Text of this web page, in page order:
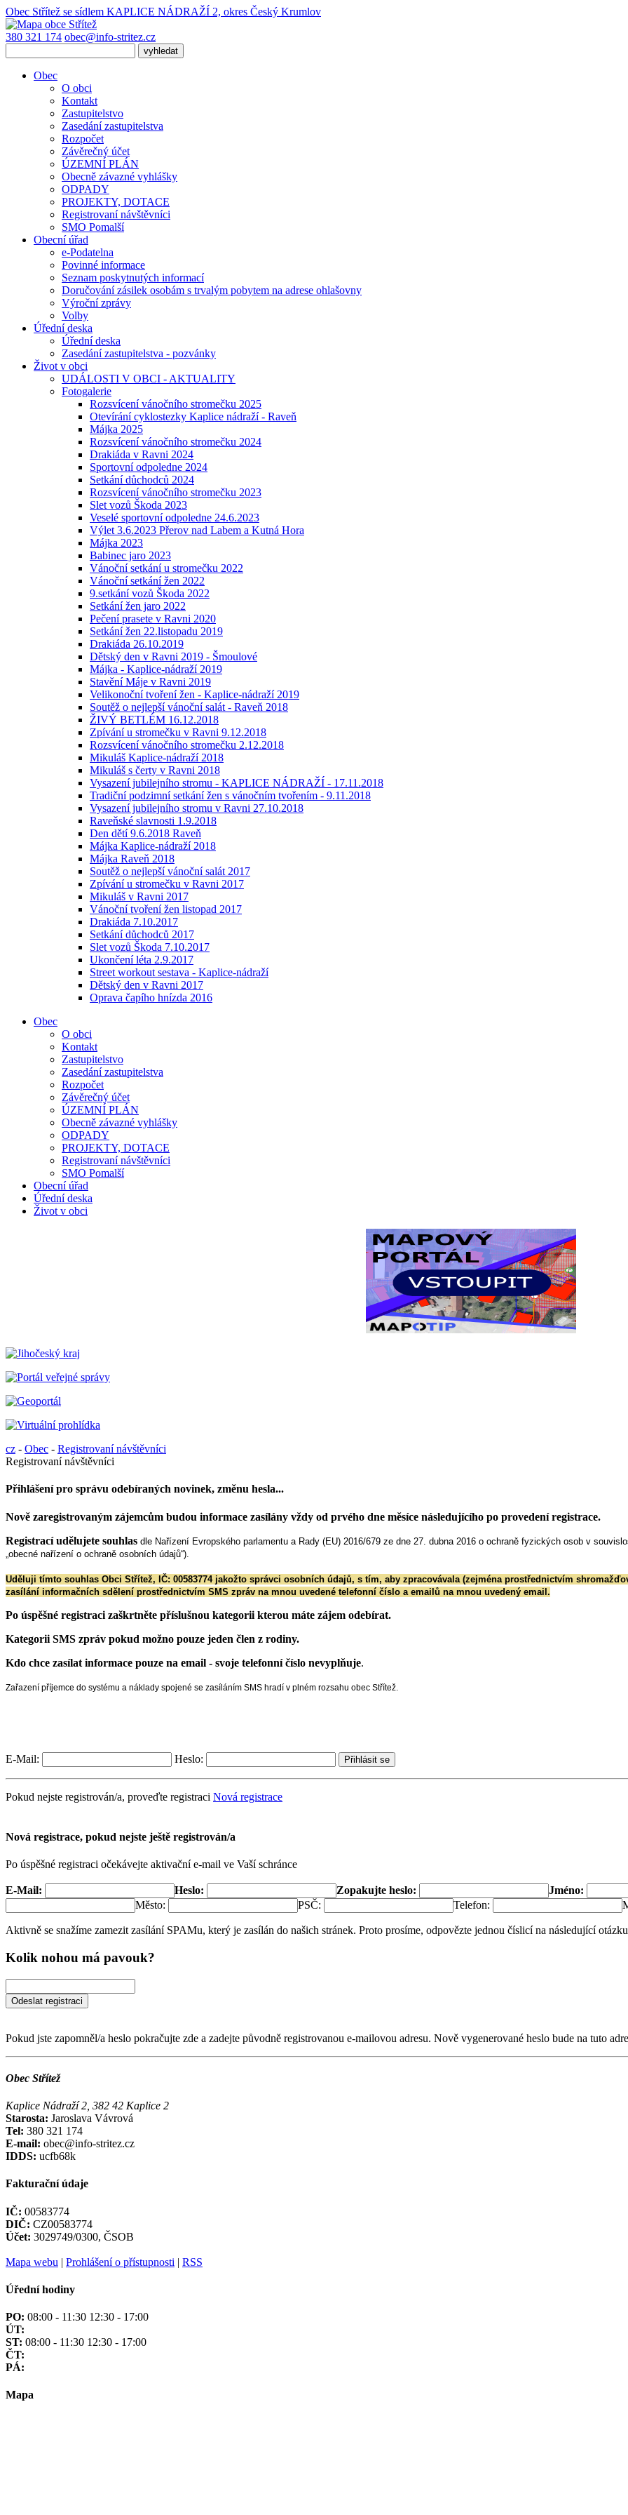
Obec Střítež se sídlem KAPLICE NÁDRAŽÍ 2, okres Český Krumlov
380 321 174 obec@info-stritez.cz
Obec
O obci
Kontakt
Zastupitelstvo
Zasedání zastupitelstva
Rozpočet
Závěrečný účet
ÚZEMNÍ PLÁN
Obecně závazné vyhlášky
ODPADY
PROJEKTY, DOTACE
Registrovaní návštěvníci
SMO Pomalší
Obecní úřad
e-Podatelna
Povinné informace
Seznam poskytnutých informací
Doručování zásilek osobám s trvalým pobytem na adrese ohlašovny
Výroční zprávy
Volby
Úřední deska
Úřední deska
Zasedání zastupitelstva - pozvánky
Život v obci
UDÁLOSTI V OBCI - AKTUALITY
Fotogalerie
Rozsvícení vánočního stromečku 2025
Otevírání cyklostezky Kaplice nádraží - Raveň
Májka 2025
Rozsvícení vánočního stromečku 2024
Drakiáda v Ravni 2024
Sportovní odpoledne 2024
Setkání důchodců 2024
Rozsvícení vánočního stromečku 2023
Slet vozů Škoda 2023
Veselé sportovní odpoledne 24.6.2023
Výlet 3.6.2023 Přerov nad Labem a Kutná Hora
Májka 2023
Babinec jaro 2023
Vánoční setkání u stromečku 2022
Vánoční setkání žen 2022
9.setkání vozů Škoda 2022
Setkání žen jaro 2022
Pečení prasete v Ravni 2020
Setkání žen 22.listopadu 2019
Drakiáda 26.10.2019
Dětský den v Ravni 2019 - Šmoulové
Májka - Kaplice-nádraží 2019
Stavění Máje v Ravni 2019
Velikonoční tvoření žen - Kaplice-nádraží 2019
Soutěž o nejlepší vánoční salát - Raveň 2018
ŽIVÝ BETLÉM 16.12.2018
Zpívání u stromečku v Ravni 9.12.2018
Rozsvícení vánočního stromečku 2.12.2018
Mikuláš Kaplice-nádraží 2018
Mikuláš s čerty v Ravni 2018
Vysazení jubilejního stromu - KAPLICE NÁDRAŽÍ - 17.11.2018
Tradiční podzimní setkání žen s vánočním tvořením - 9.11.2018
Vysazení jubilejního stromu v Ravni 27.10.2018
Raveňské slavnosti 1.9.2018
Den dětí 9.6.2018 Raveň
Májka Kaplice-nádraží 2018
Májka Raveň 2018
Soutěž o nejlepší vánoční salát 2017
Zpívání u stromečku v Ravni 2017
Mikuláš v Ravni 2017
Vánoční tvoření žen listopad 2017
Drakiáda 7.10.2017
Setkání důchodců 2017
Slet vozů Škoda 7.10.2017
Ukončení léta 2.9.2017
Street workout sestava - Kaplice-nádraží
Dětský den v Ravni 2017
Oprava čapího hnízda 2016
Obec
O obci
Kontakt
Zastupitelstvo
Zasedání zastupitelstva
Rozpočet
Závěrečný účet
ÚZEMNÍ PLÁN
Obecně závazné vyhlášky
ODPADY
PROJEKTY, DOTACE
Registrovaní návštěvníci
SMO Pomalší
Obecní úřad
Úřední deska
Život v obci
cz - Obec - Registrovaní návštěvníci
Registrovaní návštěvníci
Přihlášení pro správu odebíraných novinek, změnu hesla...
Nově zaregistrovaným zájemcům budou informace zasílány vždy od prvého dne měsíce následujícího po provedení registrace.
Registrací udělujete souhlas dle Nařízení Evropského parlamentu a Rady (EU) 2016/679 ze dne 27. dubna 2016 o ochraně fyzických osob v
„obecné nařízení o ochraně osobních údajů“).
Uděluji tímto souhlas Obci Střítež, IČ: 00583774 jakožto správci osobních údajů, s tím, aby zpracovávala (zejména prostřednictvím
zasílání informačních sdělení prostřednictvím SMS zpráv na mnou uvedené telefonní číslo a emailů na mnou uvedený email.
Po úspěšné registraci zaškrtněte příslušnou kategorii kterou máte zájem odebírat.
Kategorii SMS zpráv pokud možno pouze jeden člen z rodiny.
Kdo chce zasílat informace pouze na email - svoje telefonní číslo nevyplňuje.
Zařazení příjemce do systému a náklady spojené se zasíláním SMS hradí v plném rozsahu obec Střítež.
E-Mail: Heslo:
Pokud nejste registrován/a, proveďte registraci Nová registrace
Nová registrace, pokud nejste ještě registrován/a
Po úspěšné registraci očekávejte aktivační e-mail ve Vaší schránce
E-Mail: Heslo: Zopakujte heslo: Jméno:
Město:
PSČ: Telefon:
Aktivně se snažíme zamezit zasílání SPAMu, který je zasílán do našich stránek. Proto prosíme, odpovězte jednou číslicí na následující
Kolik nohou má pavouk?
Pokud jste zapomněl/a heslo pokračujte zde a zadejte původně registrovanou e-mailovou adresu. Nově vygenerované heslo bude na tuto
Obec Střítež
Kaplice Nádraží 2, 382 42 Kaplice 2
Starosta: Jaroslava Vávrová
Tel: 380 321 174
E-mail: obec@info-stritez.cz
IDDS: ucfb68k
Fakturační údaje
IČ: 00583774
DIČ: CZ00583774
Účet: 3029749/0300, ČSOB
Mapa webu | Prohlášení o přístupnosti | RSS
Úřední hodiny
PO: 08:00 - 11:30 12:30 - 17:00
ÚT:
ST: 08:00 - 11:30 12:30 - 17:00
ČT:
PÁ:
Mapa